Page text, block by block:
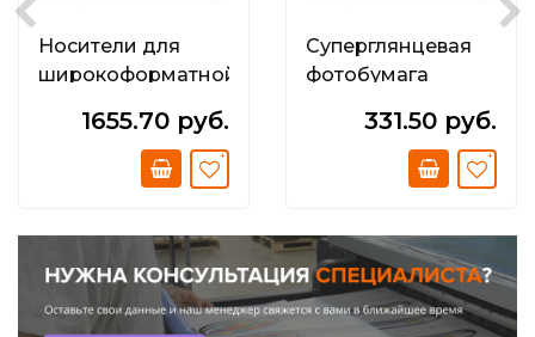
Носители для
широкоформатной
Фотобумага
глянцевая; 240г/
м2 (1524мм х 30м х
Glossy Paper
1655.70 руб.
Суперглянцевая
фотобумага
качества 200 г/м2
(610 x 30 x 50;8)
331.50 руб.